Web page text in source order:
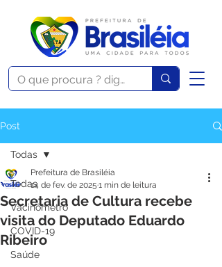
Post
Todas
Vacinômetro
COVID-19
Saúde
Todas
Secretaria de Cultura recebe
visita do Deputado Eduardo
Ribeiro
Prefeitura de Brasiléia
14 de fev. de 2025 1 min de leitura